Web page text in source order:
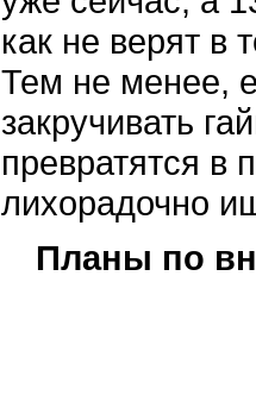
как не верят в
Тем не менее,
закручивать
превратятся в
лихорадочно
Планы по